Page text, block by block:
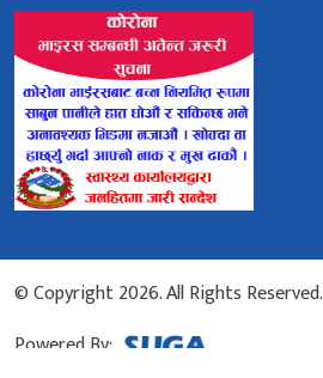
© Copyright 2026. All Rights Reserved.
Powered By: